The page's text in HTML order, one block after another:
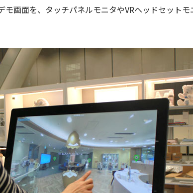
モ画面を、タッチパネルモニタやVRヘッドセット